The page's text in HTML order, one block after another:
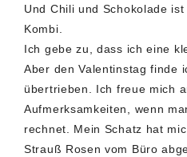
Und Chili und Schokolade
Kombi.
Ich gebe zu, dass ich eine
Aber den Valentinstag finde
übertrieben. Ich freue mich
Aufmerksamkeiten, wenn
rechnet. Mein Schatz hat
Strauß Rosen vom Büro